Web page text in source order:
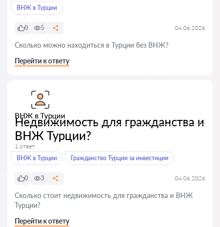
ВНЖ в Турции
0 5 04.06.2026
Сколько можно находиться в Турции без ВНЖ?
Перейти к ответу
ВНЖ в Турции
Недвижимость для гражданства и
ВНЖ Турции?
1 ответ
ВНЖ в Турции
Гражданство Турции за инвестиции
0 3 04.06.2026
Сколько стоит недвижимость для гражданства и ВНЖ
Турции?
Перейти к ответу